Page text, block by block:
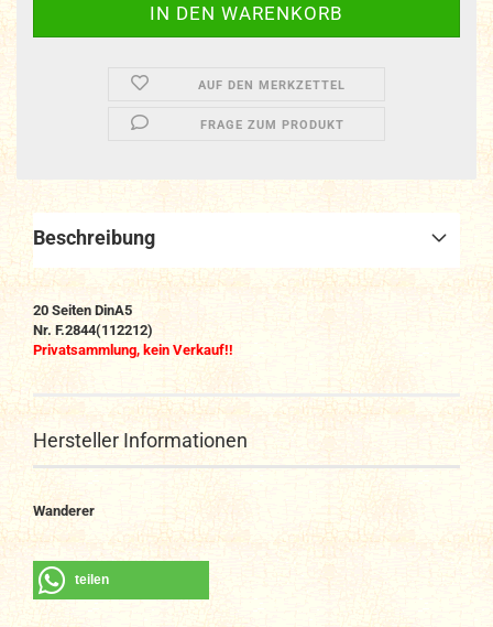
AUF DEN MERKZETTEL
FRAGE ZUM PRODUKT
Beschreibung
20 Seiten DinA5
Nr. F.2844(112212)
Privatsammlung, kein Verkauf!!
Hersteller Informationen
Wanderer
teilen